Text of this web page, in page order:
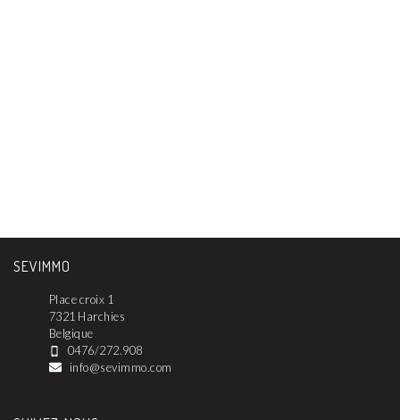
SEVIMMO
Place croix 1
7321 Harchies
Belgique
0476/272.908
info@sevimmo.com